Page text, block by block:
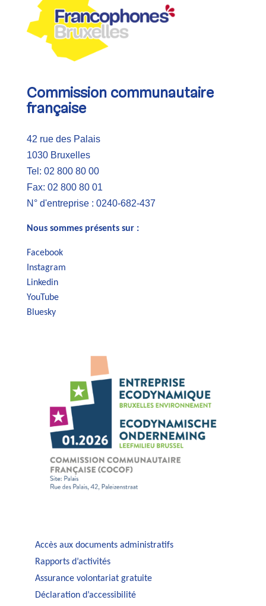
Commission communautaire
française
42 rue des Palais
1030 Bruxelles
Tel: 02 800 80 00
Fax: 02 800 80 01
N° d'entreprise : 0240-682-437
Nous sommes présents sur :
Facebook
Instagram
Linkedin
YouTube
Bluesky
Accès aux documents administratifs
Rapports d’activités
Assurance volontariat gratuite
Déclaration d’accessibilité